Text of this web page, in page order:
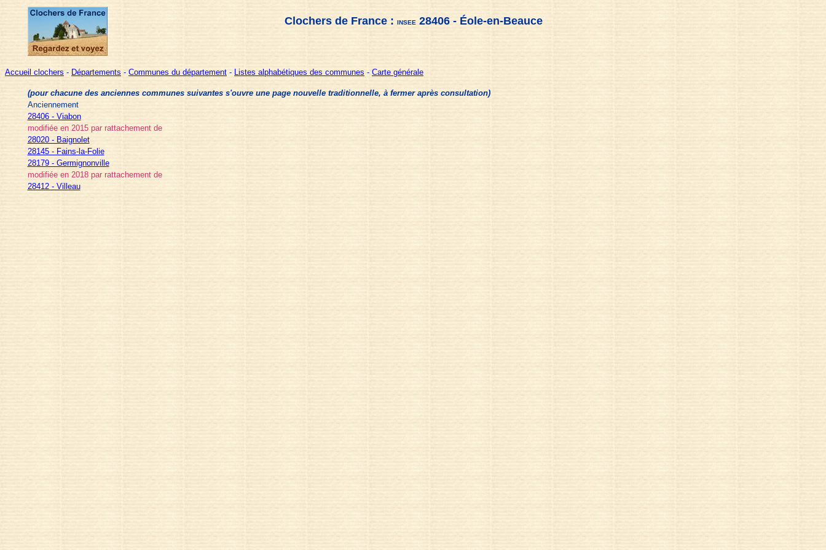
Clochers de France : INSEE 28406 - Éole-en-Beauce
Accueil clochers - Départements - Communes du département - Listes alphabétiques des communes - Carte générale
(pour chacune des anciennes communes suivantes s'ouvre une page nouvelle traditionnelle, à fermer après consultation)
Anciennement
28406 - Viabon
modifiée en 2015 par rattachement de
28020 - Baignolet
28145 - Fains-la-Folie
28179 - Germignonville
modifiée en 2018 par rattachement de
28412 - Villeau